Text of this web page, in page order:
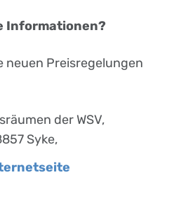
Informationen?
neuen Preisregelungen
der WSV,
Syke,